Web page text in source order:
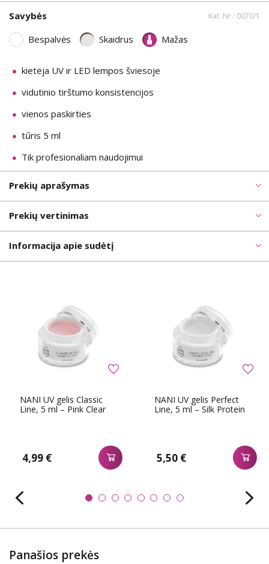
Savybės Kat. Nr.: 0070/1
Bespalvės Skaidrus Mažas
kietëja UV ir LED lempos šviesoje
vidutinio tirštumo konsistencijos
vienos paskirties
tűris 5 ml
Tik profesionaliam naudojimui
Prekių aprašymas
Prekių vertinimas
Informacija apie sudėtį
NANI UV gelis Classic
Line, 5 ml – Pink Clear
4,99 €
NANI UV gelis Perfect
Line, 5 ml – Silk Protein
5,50 €
Panašios prekės